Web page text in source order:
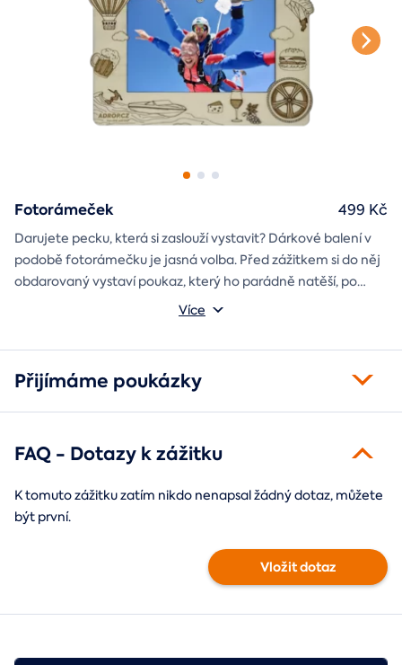
Fotorámeček
Darujete pecku, která si zaslouží vystavit? Dárkové balení v
podobě fotorámečku je jasná volba. Před zážitkem si do něj
obdarovaný vystaví poukaz, který ho parádně natěší, po
absolvování do rámečku poputuje fotka ze zážitku, která při
Můžete vybrat z motivů balónový, tunelový a univerzální
Více
499 Kč
Přijímáme poukázky
FAQ - Dotazy k zážitku
K tomuto zážitku zatím nikdo nenapsal žádný dotaz, můžete
být první.
Vložit dotaz